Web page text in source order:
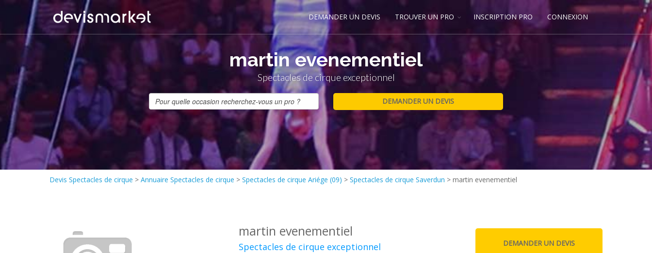
DEMANDER UN DEVIS TROUVER UN PRO INSCRIPTION PRO CONNEXION
martin evenementiel
Spectacles de cirque exceptionnel
Devis Spectacles de cirque > Annuaire Spectacles de cirque > Spectacles de cirque Ariége (09) > Spectacles de cirque Saverdun > martin evenementiel
martin evenementiel
Spectacles de cirque exceptionnel